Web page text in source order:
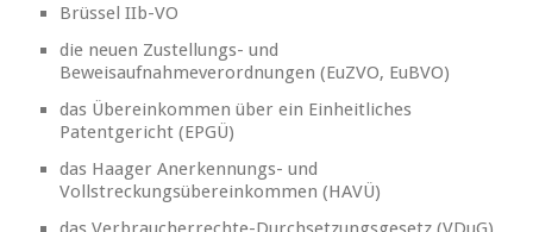
Brüssel IIb-VO
die neuen Zustellungs- und
Beweisaufnahmeverordnungen (EuZVO, EuBVO)
das Übereinkommen über ein Einheitliches
Patentgericht (EPGÜ)
das Haager Anerkennungs- und
Vollstreckungsübereinkommen (HAVÜ)